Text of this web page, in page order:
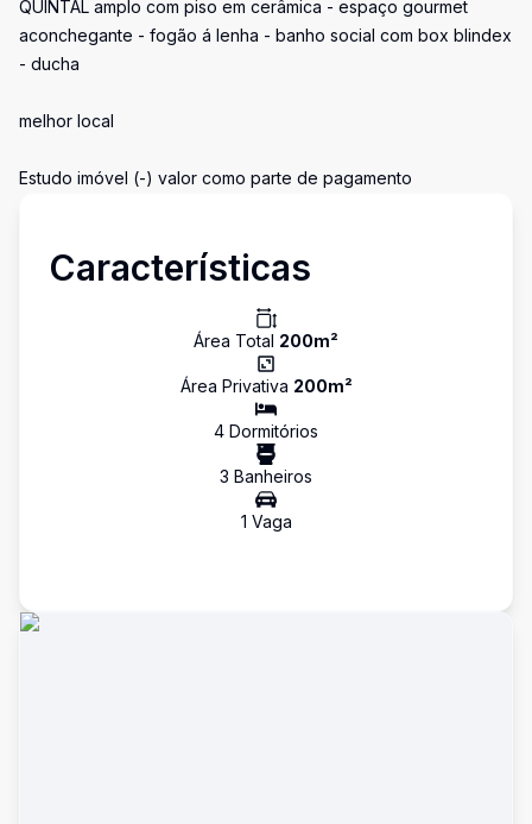
QUINTAL amplo com piso em cerâmica - espaço gourmet
aconchegante - fogão á lenha - banho social com box blindex
- ducha
melhor local
Estudo imóvel (-) valor como parte de pagamento
Características
Área Total 200m²
Área Privativa 200m²
4 Dormitórios
3 Banheiros
1 Vaga